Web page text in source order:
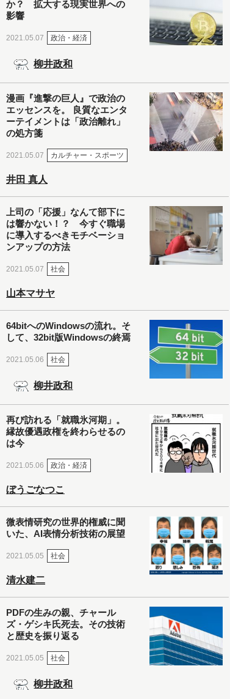
か？ 拡大する現実世界への
影響
2021.05.07 政治・経済
柳井政和
漫画『進撃の巨人』で政治の
エッセンスを。 良質なエンタ
ーテイメントは「政治離れ」
の処方箋
2021.05.07 カルチャー・スポーツ
井田 真人
上司の「応援」なんて部下に
は響かない！？ 今すぐ職場
に導入するべきモチベーショ
ンアップの方法
2021.05.07 社会
山本マサヤ
64bitへのWindowsの流れ。そ
して、32bit版Windowsの終焉
2021.05.06 社会
柳井政和
再び訪れる「就職氷河期」。
縁故優遇政権を終わらせるの
は今
2021.05.06 政治・経済
ぼうごなつこ
微表情研究の世界的権威に聞
いた、AI表情分析技術の展望
2021.05.05 社会
清水建二
PDFの生みの親、チャール
ズ・ゲシキ氏死去。その技術
と歴史を振り返る
2021.05.05 社会
柳井政和